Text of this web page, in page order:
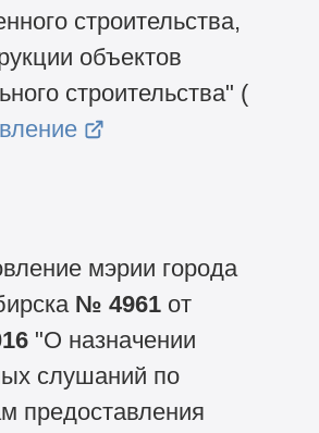
строительства,
объектов
строительства" (
мэрии города
№ 4961от
"О назначении
слушаний по
предоставления